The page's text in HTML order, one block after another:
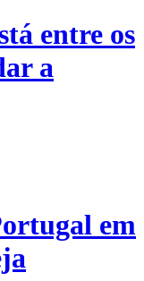
entre os
a
em